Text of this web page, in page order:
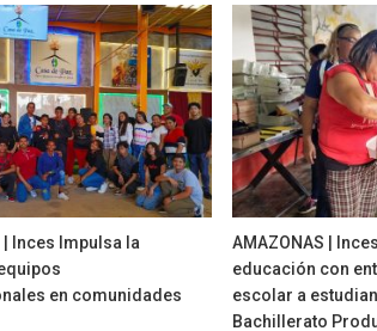
| Inces Impulsa la
en comunidades
AMAZONAS |
educación con
escolar a
Bachillerato